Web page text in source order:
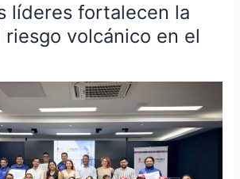
líderes fortalecen la
volcánico en el